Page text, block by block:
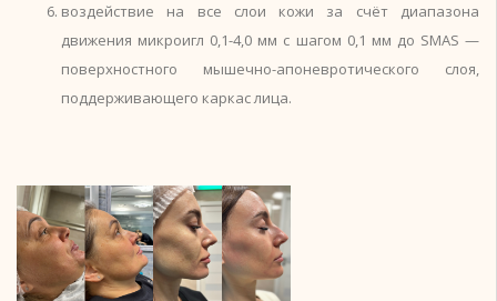
воздействие на все слои кожи за счёт диапазона
движения микроигл 0,1-4,0 мм с шагом 0,1 мм до SMAS —
поверхностного мышечно-апоневротического слоя,
поддерживающего каркас лица.